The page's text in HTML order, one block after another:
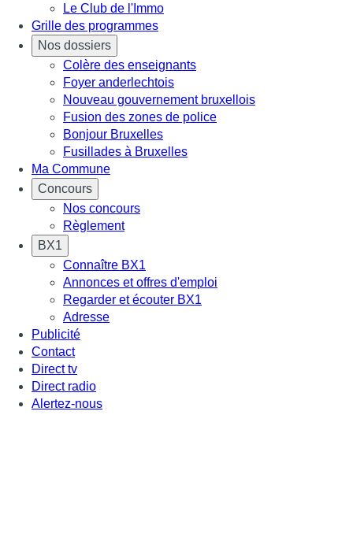
Le Club de l'Immo
Grille des programmes
Nos dossiers
Colère des enseignants
Foyer anderlechtois
Nouveau gouvernement bruxellois
Fusion des zones de police
Bonjour Bruxelles
Fusillades à Bruxelles
Ma Commune
Concours
Nos concours
Règlement
BX1
Connaître BX1
Annonces et offres d'emploi
Regarder et écouter BX1
Adresse
Publicité
Contact
Direct tv
Direct radio
Alertez-nous